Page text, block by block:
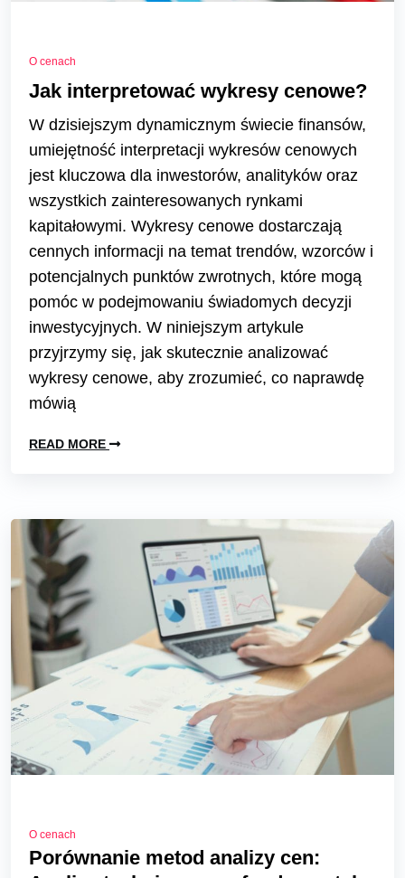
O cenach
Jak interpretować wykresy cenowe?
W dzisiejszym dynamicznym świecie finansów,
umiejętność interpretacji wykresów cenowych
jest kluczowa dla inwestorów, analityków oraz
wszystkich zainteresowanych rynkami
kapitałowymi. Wykresy cenowe dostarczają
cennych informacji na temat trendów, wzorców i
potencjalnych punktów zwrotnych, które mogą
pomóc w podejmowaniu świadomych decyzji
inwestycyjnych. W niniejszym artykule
przyjrzymy się, jak skutecznie analizować
wykresy cenowe, aby zrozumieć, co naprawdę
mówią
READ MORE
O cenach
Porównanie metod analizy cen: